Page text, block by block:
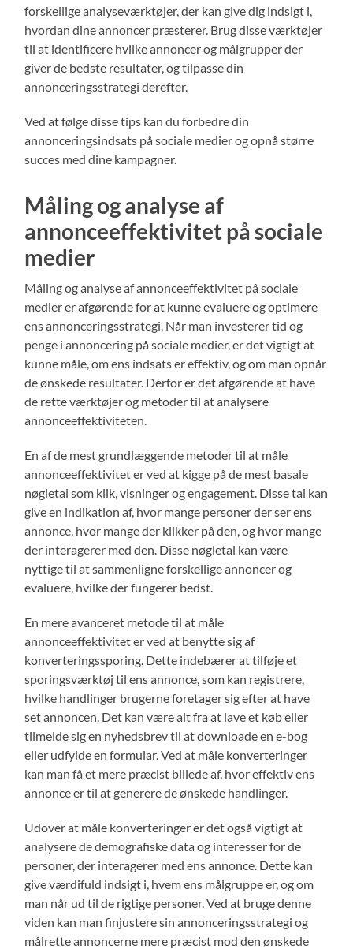
forskellige analyseværktøjer, der kan give dig indsigt i,
hvordan dine annoncer præsterer. Brug disse værktøjer
til at identificere hvilke annoncer og målgrupper der
giver de bedste resultater, og tilpasse din
annonceringsstrategi derefter.
Ved at følge disse tips kan du forbedre din
annonceringsindsats på sociale medier og opnå større
succes med dine kampagner.
Måling og analyse af
annonceeffektivitet på sociale
medier
Måling og analyse af annonceeffektivitet på sociale
medier er afgørende for at kunne evaluere og optimere
ens annonceringsstrategi. Når man investerer tid og
penge i annoncering på sociale medier, er det vigtigt at
kunne måle, om ens indsats er effektiv, og om man opnår
de ønskede resultater. Derfor er det afgørende at have
de rette værktøjer og metoder til at analysere
annonceeffektiviteten.
En af de mest grundlæggende metoder til at måle
annonceeffektivitet er ved at kigge på de mest basale
nøgletal som klik, visninger og engagement. Disse tal kan
give en indikation af, hvor mange personer der ser ens
annonce, hvor mange der klikker på den, og hvor mange
der interagerer med den. Disse nøgletal kan være
nyttige til at sammenligne forskellige annoncer og
evaluere, hvilke der fungerer bedst.
En mere avanceret metode til at måle
annonceeffektivitet er ved at benytte sig af
konverteringssporing. Dette indebærer at tilføje et
sporingsværktøj til ens annonce, som kan registrere,
hvilke handlinger brugerne foretager sig efter at have
set annoncen. Det kan være alt fra at lave et køb eller
tilmelde sig en nyhedsbrev til at downloade en e-bog
eller udfylde en formular. Ved at måle konverteringer
kan man få et mere præcist billede af, hvor effektiv ens
annonce er til at generere de ønskede handlinger.
Udover at måle konverteringer er det også vigtigt at
analysere de demografiske data og interesser for de
personer, der interagerer med ens annonce. Dette kan
give værdifuld indsigt i, hvem ens målgruppe er, og om
man når ud til de rigtige personer. Ved at bruge denne
viden kan man finjustere sin annonceringsstrategi og
målrette annoncerne mere præcist mod den ønskede